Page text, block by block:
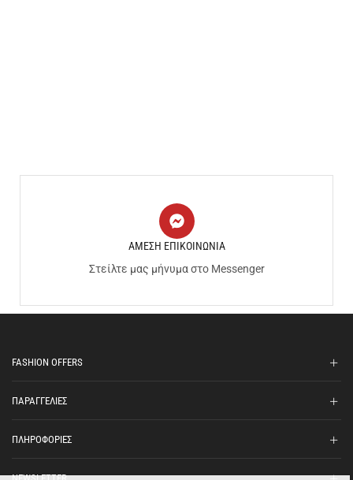
ΑΜΕΣΗ ΕΠΙΚΟΙΝΩΝΙΑ
Στείλτε μας μήνυμα στο Messenger
FASHION OFFERS
ΠΑΡΑΓΓΕΛΙΕΣ
ΠΛΗΡΟΦΟΡΙΕΣ